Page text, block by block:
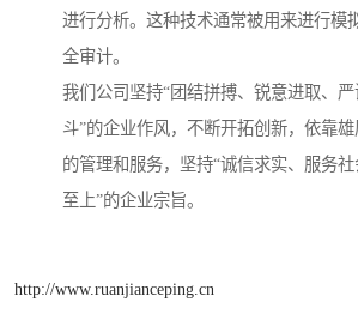
进行分析。这种技术通常被用来进行模
全审计。
我们公司坚持“团结拼搏、锐意进取、
斗”的企业作风，不断开拓创新，依靠
的管理和服务，坚持“诚信求实、服务
至上”的企业宗旨。
http://www.ruanjianceping.cn